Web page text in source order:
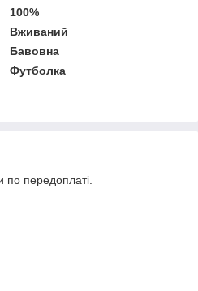
100%
Вживаний
Бавовна
Футболка
по передоплаті.